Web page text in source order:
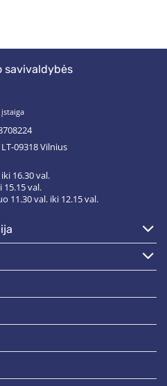
savivaldybės
09318 Vilnius
16.30 val.
15.15 val.
11.30 val. iki 12.15 val.